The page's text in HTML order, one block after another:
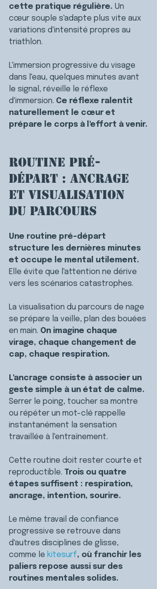
cette pratique régulière. Un
cœur souple s'adapte plus vite aux
variations d'intensité propres au
triathlon.
L'immersion progressive du visage
dans l'eau, quelques minutes avant
le signal, réveille le réflexe
d'immersion. Ce réflexe ralentit
naturellement le cœur et
prépare le corps à l'effort à venir.
Routine pré-
départ : ancrage
et visualisation
du parcours
Une routine pré-départ
structure les dernières minutes
et occupe le mental utilement.
Elle évite que l'attention ne dérive
vers les scénarios catastrophes.
La visualisation du parcours de nage
se prépare la veille, plan des bouées
en main. On imagine chaque
virage, chaque changement de
cap, chaque respiration.
L'ancrage consiste à associer un
geste simple à un état de calme.
Serrer le poing, toucher sa montre
ou répéter un mot-clé rappelle
instantanément la sensation
travaillée à l'entraînement.
Cette routine doit rester courte et
reproductible. Trois ou quatre
étapes suffisent : respiration,
ancrage, intention, sourire.
Le même travail de confiance
progressive se retrouve dans
d'autres disciplines de glisse,
comme le kitesurf, où franchir les
paliers repose aussi sur des
routines mentales solides.